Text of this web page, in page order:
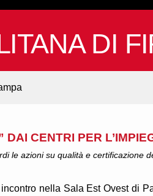
DI
CENTRI PER
le azioni su qualità e certificazione
nella Sala Est Ovest di